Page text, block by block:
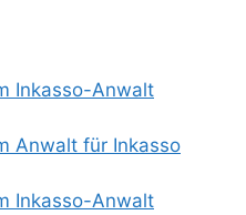
Inkasso-Anwalt
Anwalt für Inkasso
Inkasso-Anwalt